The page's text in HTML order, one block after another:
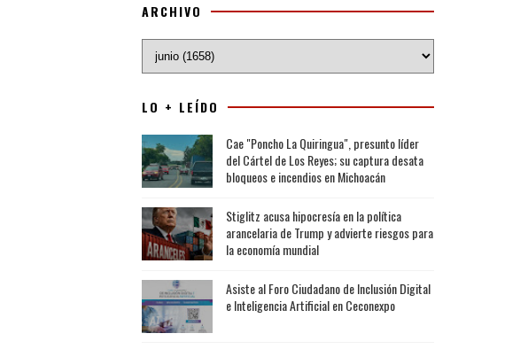
ARCHIVO
LO + LEÍDO
Cae "Poncho La Quiringua", presunto líder
del Cártel de Los Reyes; su captura desata
bloqueos e incendios en Michoacán
Stiglitz acusa hipocresía en la política
arancelaria de Trump y advierte riesgos para
la economía mundial
Asiste al Foro Ciudadano de Inclusión Digital
e Inteligencia Artificial en Ceconexpo